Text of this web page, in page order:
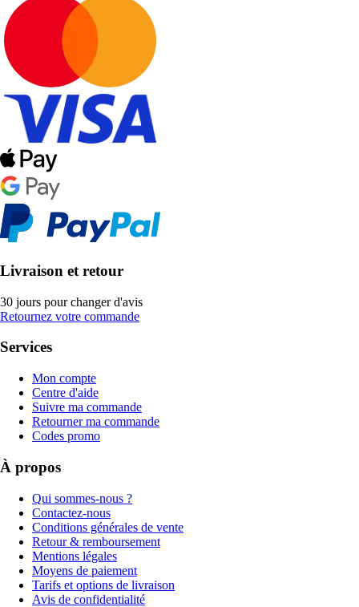
Livraison et retour
30 jours pour changer d'avis
Retournez votre commande
Services
Mon compte
Centre d'aide
Suivre ma commande
Retourner ma commande
Codes promo
À propos
Qui sommes-nous ?
Contactez-nous
Conditions générales de vente
Retour & remboursement
Mentions légales
Moyens de paiement
Tarifs et options de livraison
Avis de confidentialité